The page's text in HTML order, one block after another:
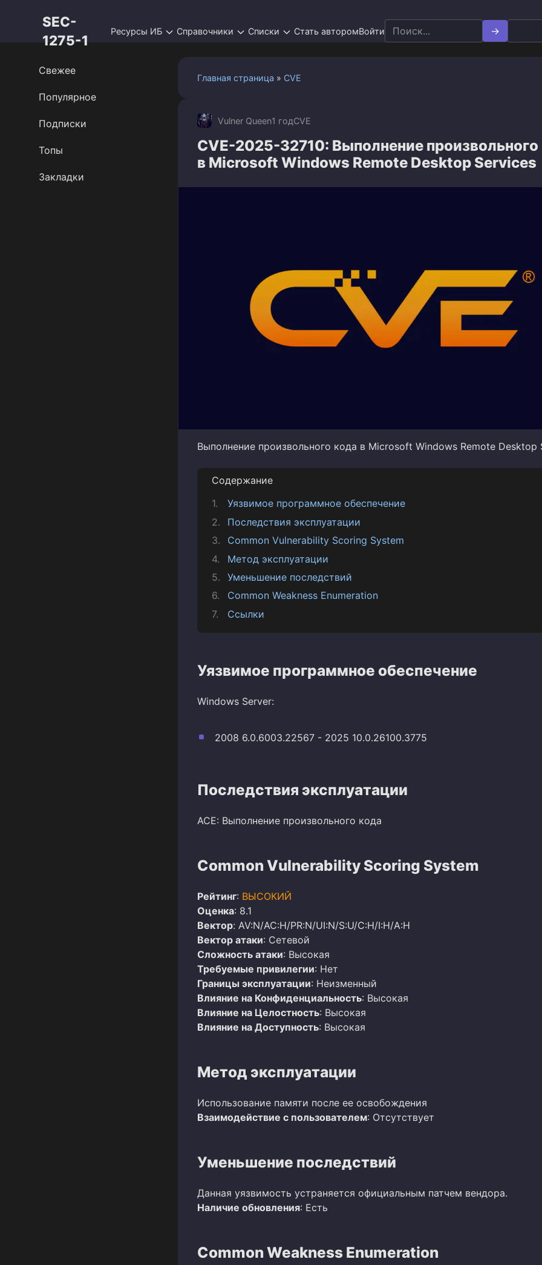
SEC-
1275-1
Ресурсы ИБ Справочники Списки Стать авторомВойти Search
for:
Главная страница » CVE
Vulner Queen1 годCVE
CVE-2025-32710: Выполнение произвольного
в Microsoft Windows Remote Desktop Services
Выполнение произвольного кода в Microsoft Windows Remote Desktop
Содержание
Уязвимое программное обеспечение
Последствия эксплуатации
Common Vulnerability Scoring System
Метод эксплуатации
Уменьшение последствий
Common Weakness Enumeration
Ссылки
Уязвимое программное обеспечение
Windows Server:
2008 6.0.6003.22567 - 2025 10.0.26100.3775
Последствия эксплуатации
ACE: Выполнение произвольного кода
Common Vulnerability Scoring System
Рейтинг: ВЫСОКИЙ
Оценка: 8.1
Вектор: AV:N/AC:H/PR:N/UI:N/S:U/C:H/I:H/A:H
Вектор атаки: Сетевой
Сложность атаки: Высокая
Требуемые привилегии: Нет
Границы эксплуатации: Неизменный
Влияние на Конфиденциальность: Высокая
Влияние на Целостность: Высокая
Влияние на Доступность: Высокая
Метод эксплуатации
Использование памяти после ее освобождения
Взаимодействие с пользователем: Отсутствует
Уменьшение последствий
Данная уязвимость устраняется официальным патчем вендора.
Наличие обновления: Есть
Common Weakness Enumeration
Свежее
Популярное
Подписки
Топы
Закладки